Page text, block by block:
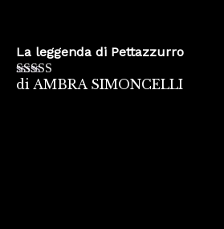
La leggenda di Pettazzurro
Valutato5su
di AMBRA SIMONCELLI